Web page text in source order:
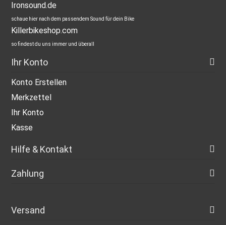
Ironsound.de
schaue hier nach dem passendem Sound für dein Bike
Killerbikeshop.com
so findest du uns immer und überall
Ihr Konto
Konto Erstellen
Merkzettel
Ihr Konto
Kasse
Hilfe & Kontakt
Zahlung
Versand